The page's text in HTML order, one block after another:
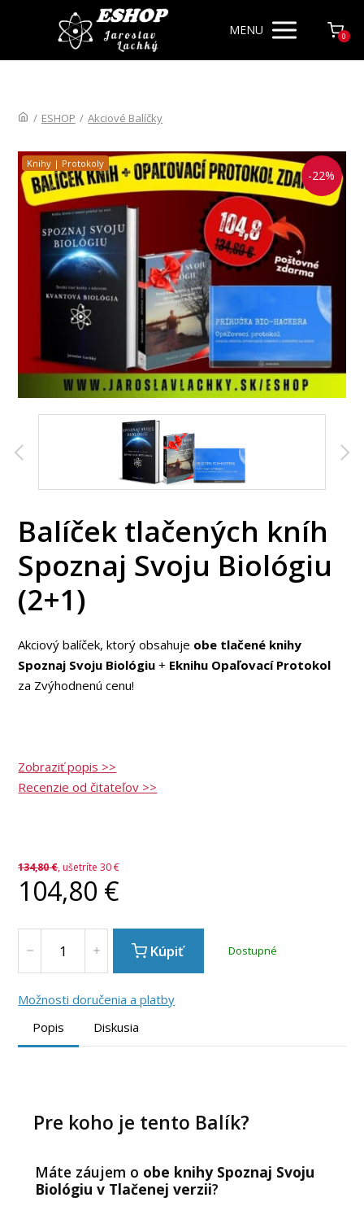
MENU 0
/ ESHOP / Akciové Balíčky
-22%
Knihy | Protokoly
Balíček tlačených kníh
Spoznaj Svoju Biológiu
(2+1)
Akciový balíček, ktorý obsahuje obe tlačené knihy
Spoznaj Svoju Biológiu + Eknihu Opaľovací Protokol
za Zvýhodnenú cenu!
Zobraziť popis >>
Recenzie od čitateľov >>
134,80€, ušetríte 30 €
104,80 €
Kúpiť Dostupné
Možnosti doručenia a platby
Popis
Diskusia
Pre koho je tento Balík?
Máte záujem o obe knihy Spoznaj Svoju
Biológiu v Tlačenej verzii?